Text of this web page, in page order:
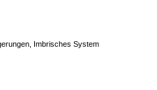
Imbrisches System